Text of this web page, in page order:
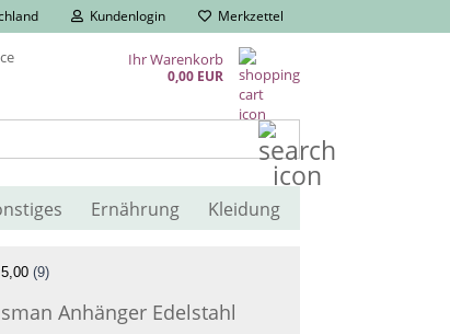
Kundenlogin Merkzettel
Ihr Warenkorb
0,00 EUR
Ernährung Kleidung
Anhänger Edelstahl